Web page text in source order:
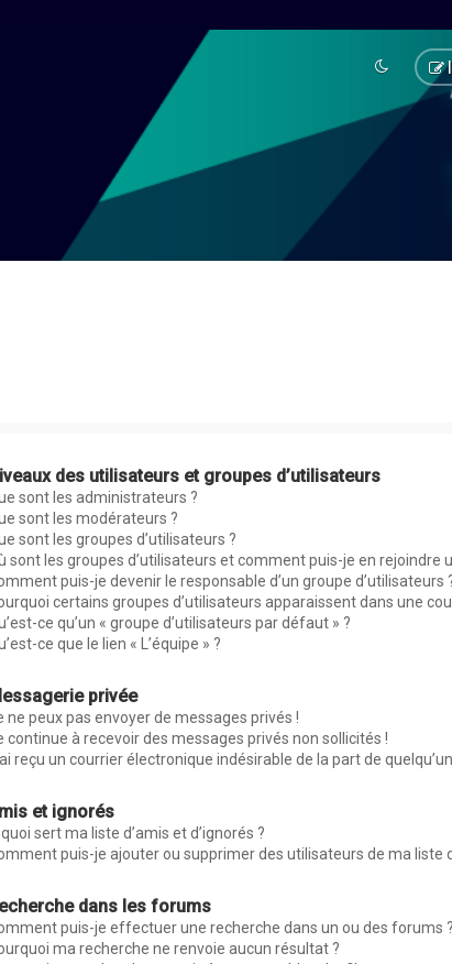
des utilisateurs et groupes d’utilisateurs
sont les administrateurs ?
sont les modérateurs ?
sont les groupes d’utilisateurs ?
sont les groupes d’utilisateurs et comment puis-je en rejoindre
puis-je devenir le responsable d’un groupe d’utilisateurs
certains groupes d’utilisateurs apparaissent dans une
ce qu’un « groupe d’utilisateurs par défaut » ?
ce que le lien « L’équipe » ?
privée
ne peux pas envoyer de messages privés !
continue à recevoir des messages privés non sollicités !
reçu un courrier électronique indésirable de la part de
et ignorés
sert ma liste d’amis et d’ignorés ?
puis-je ajouter ou supprimer des utilisateurs de ma liste
dans les forums
puis-je effectuer une recherche dans un ou des forums ?
ma recherche ne renvoie aucun résultat ?